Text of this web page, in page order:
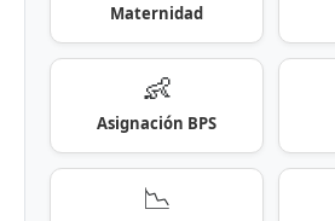
Maternidad
👶
Asignación BPS
📉